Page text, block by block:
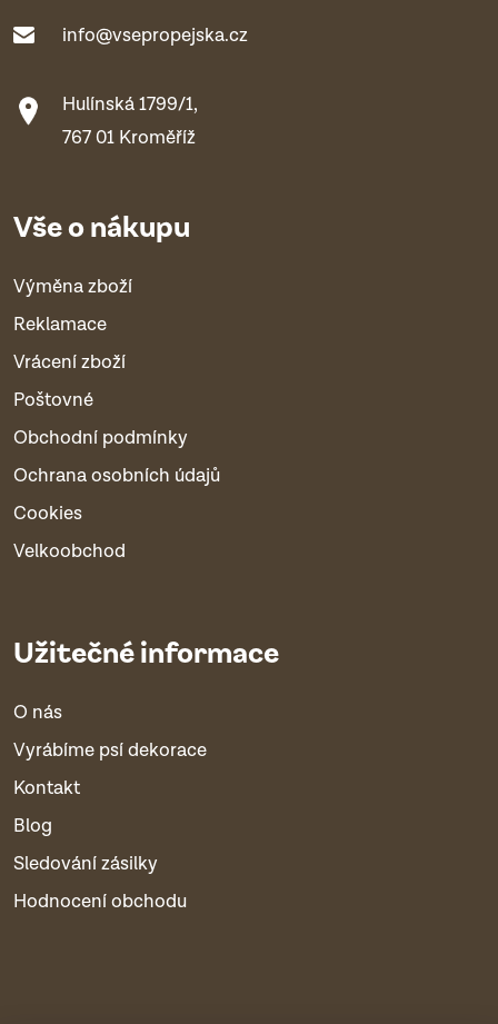
info@vsepropejska.cz
Hulínská 1799/1,
767 01 Kroměříž
Vše o nákupu
Výměna zboží
Reklamace
Vrácení zboží
Poštovné
Obchodní podmínky
Ochrana osobních údajů
Cookies
Velkoobchod
Užitečné informace
O nás
Vyrábíme psí dekorace
Kontakt
Blog
Sledování zásilky
Hodnocení obchodu